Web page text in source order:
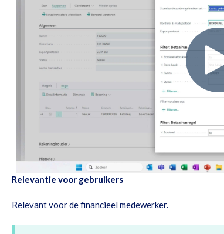
Relevantie voor gebruikers
Relevant voor de financieel medewerker.